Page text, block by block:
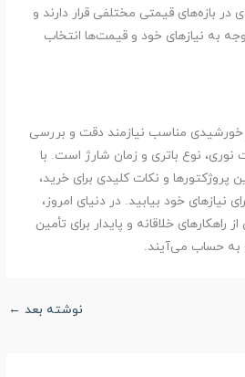
بازه‌های قیمتی مختلفی قرار دارند و
به نیازهای خود و قیمت‌ها انتخاب
خورشیدی مناسب نیازمند دقت و بررسی
نوری، نوع باتری و زمان شارژ است. با
پروژکتورها و نکات کلیدی برای خرید،
نیازهای خود بیابید. در دنیای امروز،
خلاقانه و پایدار برای تأمین
به حساب می‌آیند.
نوشته بعد ←